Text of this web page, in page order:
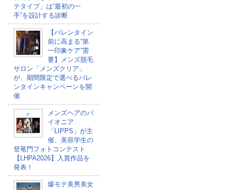
テタイプ」は“最初の一
手”を設計する診断
【バレンタイン
前に高まる“第
一印象ケア”需
要】メンズ脱毛
サロン「メンズクリア」
が、期間限定で選べるバレ
ンタインキャンペーンを開
催
メンズヘアのパ
イオニア
「LIPPS」が主
催、美容学生の
登竜門フォトコンテスト
【LHPA2026】入賞作品を
発表！
爆モテ美男美女